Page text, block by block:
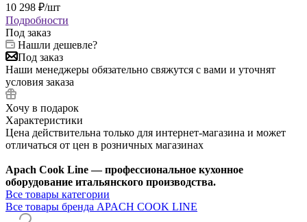
10 298 ₽/шт
Подробности
Под заказ
Нашли дешевле?
Под заказ
Наши менеджеры обязательно свяжутся с вами и уточнят
условия заказа
Хочу в подарок
Характеристики
Цена действительна только для интернет-магазина и может
отличаться от цен в розничных магазинах
Apach Cook Line — профессиональное кухонное
оборудование итальянского производства.
Все товары категории
Все товары бренда APACH COOK LINE